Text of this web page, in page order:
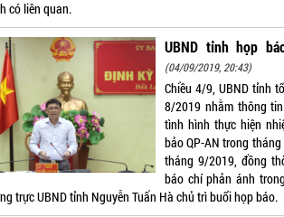
có liên quan.
UBND tỉnh họp
(04/09/2019, 20:43)
Chiều 4/9, UBND tỉnh
8/2019 nhằm thông
tình hình thực hiện
bảo QP-AN trong
tháng 9/2019, đồng
báo chí phản ánh
trực UBND tỉnh Nguyễn Tuấn Hà chủ trì buổi họp báo.